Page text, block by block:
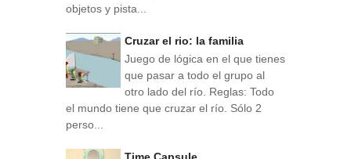
objetos y pista...
Cruzar el rio: la familia
Juego de lógica en el que tienes
que pasar a todo el grupo al
otro lado del río. Reglas: Todo
el mundo tiene que cruzar el río. Sólo 2
perso...